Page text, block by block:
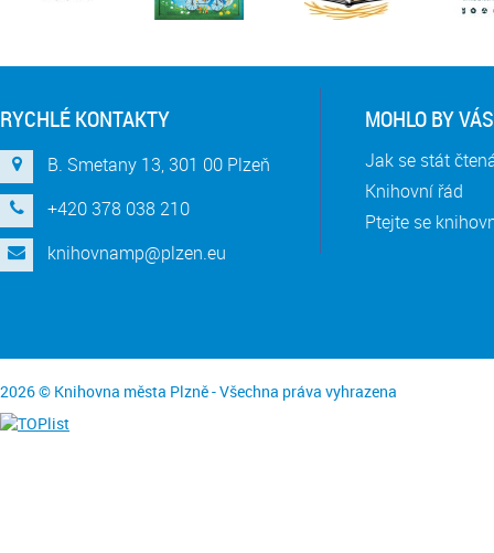
RYCHLÉ KONTAKTY
B. Smetany 13, 301 00 Plzeň
+420 378 038 210
knihovnamp@plzen.eu
MOHLO BY
Jak se stát
Knihovní řád
Ptejte se
2026 © Knihovna města Plzně - Všechna práva vyhrazena